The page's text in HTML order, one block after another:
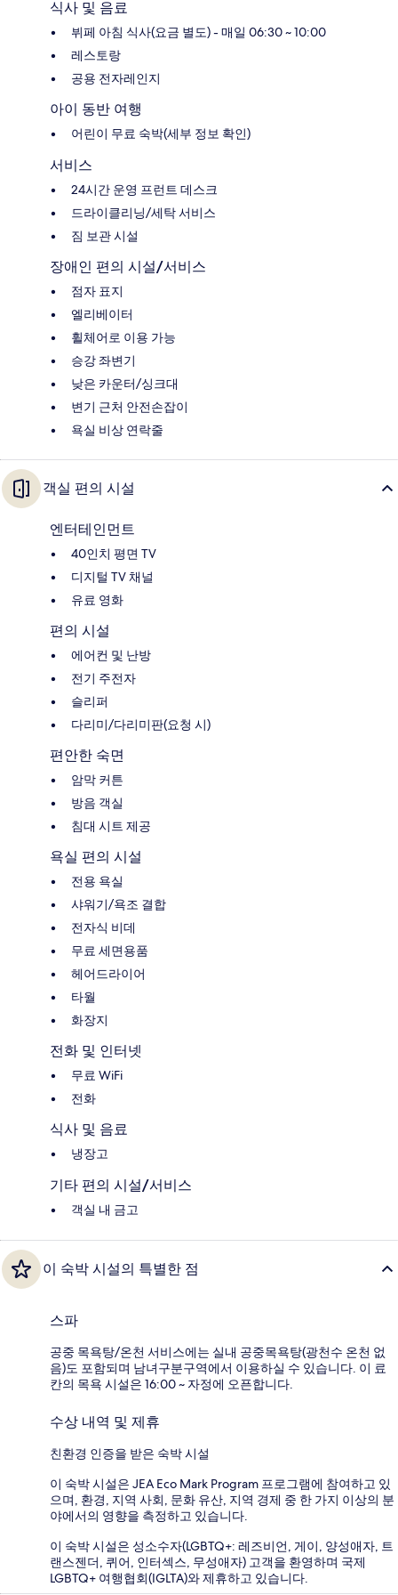
식사 및 음료
뷔페 아침 식사(요금 별도) - 매일 06:30 ~ 10:00
레스토랑
공용 전자레인지
아이 동반 여행
어린이 무료 숙박(세부 정보 확인)
서비스
24시간 운영 프런트 데스크
드라이클리닝/세탁 서비스
짐 보관 시설
장애인 편의 시설/서비스
점자 표지
엘리베이터
휠체어로 이용 가능
승강 좌변기
낮은 카운터/싱크대
변기 근처 안전손잡이
욕실 비상 연락줄
객실 편의 시설
엔터테인먼트
40인치 평면 TV
디지털 TV 채널
유료 영화
편의 시설
에어컨 및 난방
전기 주전자
슬리퍼
다리미/다리미판(요청 시)
편안한 숙면
암막 커튼
방음 객실
침대 시트 제공
욕실 편의 시설
전용 욕실
샤워기/욕조 결합
전자식 비데
무료 세면용품
헤어드라이어
타월
화장지
전화 및 인터넷
무료 WiFi
전화
식사 및 음료
냉장고
기타 편의 시설/서비스
객실 내 금고
이 숙박 시설의 특별한 점
스파
공중 목욕탕/온천 서비스에는 실내 공중목욕탕(광천수 온천 없
음)도 포함되며 남녀구분구역에서 이용하실 수 있습니다. 이 료
칸의 목욕 시설은 16:00 ~ 자정에 오픈합니다.
수상 내역 및 제휴
친환경 인증을 받은 숙박 시설
이 숙박 시설은 JEA Eco Mark Program 프로그램에 참여하고 있
으며, 환경, 지역 사회, 문화 유산, 지역 경제 중 한 가지 이상의 분
야에서의 영향을 측정하고 있습니다.
이 숙박 시설은 성소수자(LGBTQ+: 레즈비언, 게이, 양성애자, 트
랜스젠더, 퀴어, 인터섹스, 무성애자) 고객을 환영하며 국제
LGBTQ+ 여행협회(IGLTA)와 제휴하고 있습니다.